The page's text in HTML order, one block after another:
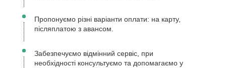
Пропонуємо різні варіанти оплати: на карту,
післяплатою з авансом.
Забезпечуємо відмінний сервіс, при
необхідності консультуємо та допомагаємо у